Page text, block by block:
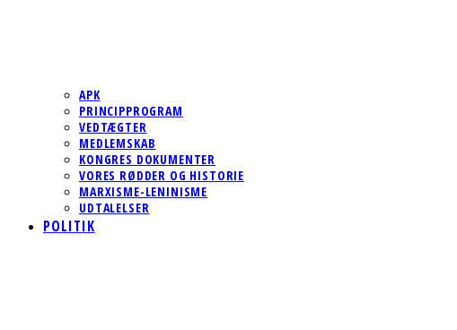
APK
PRINCIPPROGRAM
VEDTÆGTER
MEDLEMSKAB
KONGRES DOKUMENTER
VORES RØDDER OG HISTORIE
MARXISME-LENINISME
UDTALELSER
POLITIK